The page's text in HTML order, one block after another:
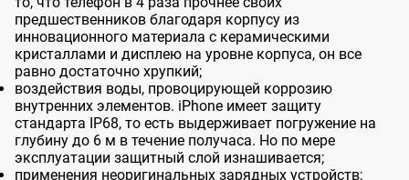
предшественников благодаря корпусу из
инновационного материала с керамическими
кристаллами и дисплею на уровне корпуса, он все
равно достаточно хрупкий;
воздействия воды, провоцирующей коррозию
внутренних элементов. iPhone имеет защиту
стандарта IP68, то есть выдерживает погружение на
глубину до 6 м в течение получаса. Но по мере
эксплуатации защитный слой изнашивается;
применения неоригинальных зарядных устройств;